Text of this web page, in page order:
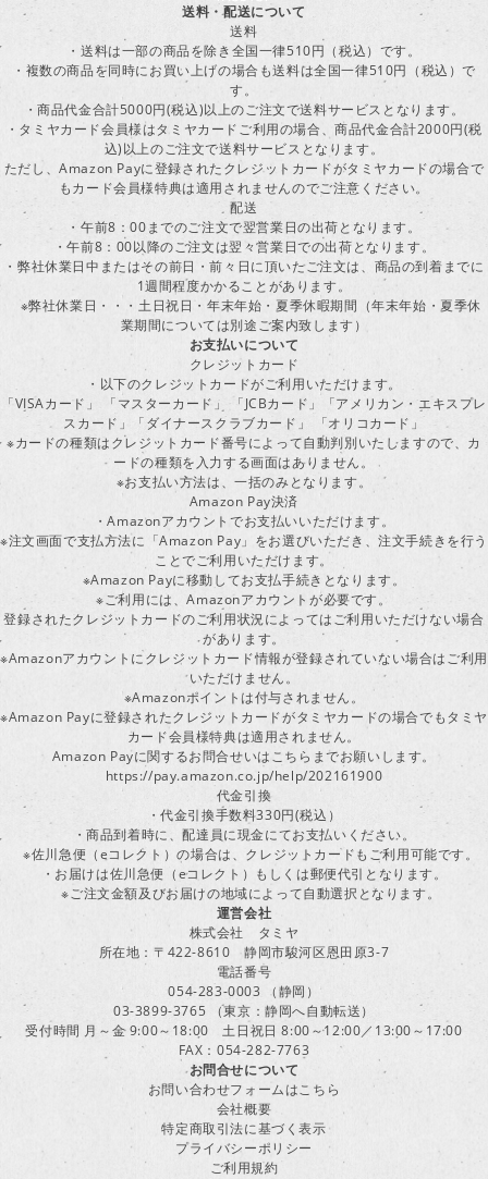
送料・配送について
送料
・送料は一部の商品を除き全国一律510円（税込）です。
・複数の商品を同時にお買い上げの場合も送料は全国一律510円（税込）で
す。
・商品代金合計5000円(税込)以上のご注文で送料サービスとなります。
・タミヤカード会員様はタミヤカードご利用の場合、商品代金合計2000円(税
込)以上のご注文で送料サービスとなります。
ただし、Amazon Payに登録されたクレジットカードがタミヤカードの場合で
もカード会員様特典は適用されませんのでご注意ください。
配送
・午前8：00までのご注文で翌営業日の出荷となります。
・午前8：00以降のご注文は翌々営業日での出荷となります。
・弊社休業日中またはその前日・前々日に頂いたご注文は、商品の到着までに
1週間程度かかることがあります。
※弊社休業日・・・土日祝日・年末年始・夏季休暇期間（年末年始・夏季休
業期間については別途ご案内致します）
お支払いについて
クレジットカード
・以下のクレジットカードがご利用いただけます。
「VISAカード」 「マスターカード」 「JCBカード」「アメリカン・エキスプレ
スカード」「ダイナースクラブカード」 「オリコカード」
※カードの種類はクレジットカード番号によって自動判別いたしますので、カ
ードの種類を入力する画面はありません。
※お支払い方法は、一括のみとなります。
Amazon Pay決済
・Amazonアカウントでお支払いいただけます。
※注文画面で支払方法に「Amazon Pay」をお選びいただき、注文手続きを行う
ことでご利用いただけます。
※Amazon Payに移動してお支払手続きとなります。
※ご利用には、Amazonアカウントが必要です。
登録されたクレジットカードのご利用状況によってはご利用いただけない場合
があります。
※Amazonアカウントにクレジットカード情報が登録されていない場合はご利用
いただけません。
※Amazonポイントは付与されません。
※Amazon Payに登録されたクレジットカードがタミヤカードの場合でもタミヤ
カード会員様特典は適用されません。
Amazon Payに関するお問合せいはこちらまでお願いします。
https://pay.amazon.co.jp/help/202161900
代金引換
・代金引換手数料330円(税込）
・商品到着時に、配達員に現金にてお支払いください。
※佐川急便（eコレクト）の場合は、クレジットカードもご利用可能です。
・お届けは佐川急便（eコレクト）もしくは郵便代引となります。
※ご注文金額及びお届けの地域によって自動選択となります。
運営会社
株式会社 タミヤ
所在地：〒422-8610 静岡市駿河区恩田原3-7
電話番号
054-283-0003 （静岡）
03-3899-3765 （東京：静岡へ自動転送）
受付時間 月～金 9:00～18:00 土日祝日 8:00～12:00／13:00～17:00
FAX：054-282-7763
お問合せについて
お問い合わせフォームはこちら
会社概要
特定商取引法に基づく表示
プライバシーポリシー
ご利用規約